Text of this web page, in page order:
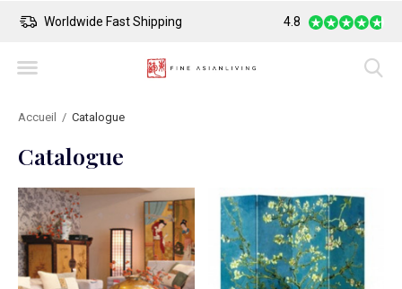
Worldwide Fast Shipping Safe Payment
4.8
Accueil Catalogue
Catalogue